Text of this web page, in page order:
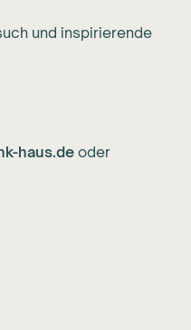
und inspirierende
haus.de oder